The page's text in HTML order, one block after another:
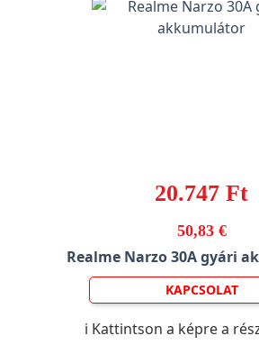
20.747 Ft
50,83 €
Realme Narzo 30A gyári
KAPCSOLAT
ℹ️ Kattintson a képre a